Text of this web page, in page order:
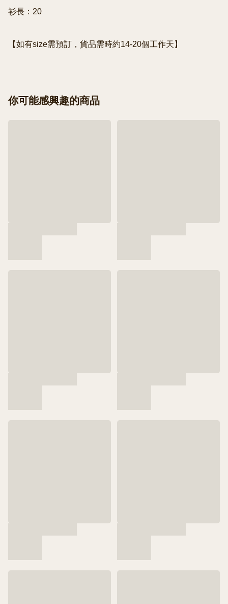
衫長：20
【如有size需預訂，貨品需時約14-20個工作天】
你可能感興趣的商品